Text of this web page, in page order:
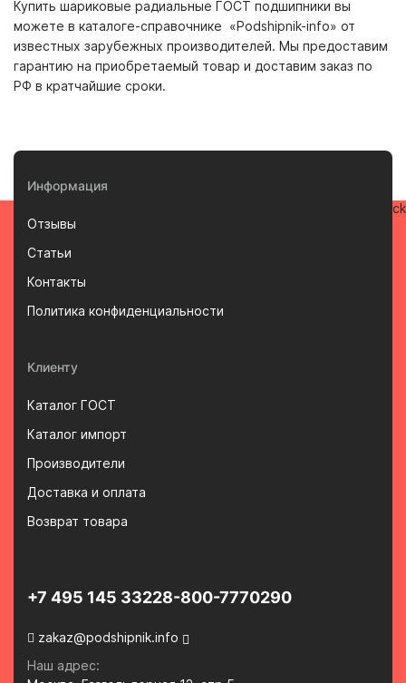
Купить шариковые радиальные ГОСТ подшипники вы
можете в каталоге-справочнике «Podshipnik-info» от
известных зарубежных производителей. Мы предоставим
гарантию на приобретаемый товар и доставим заказ по
РФ в кратчайшие сроки.
Информация
Отзывы
Статьи
Контакты
Политика конфиденциальности
Клиенту
Каталог ГОСТ
Каталог импорт
Производители
Доставка и оплата
Возврат товара
+7 495 145 33228-800-7770290
zakaz@podshipnik.info
Наш адрес: